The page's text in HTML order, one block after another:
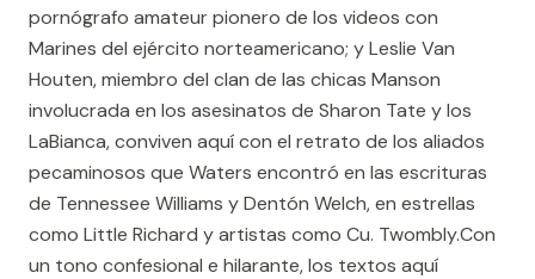
pornógrafo amateur pionero de los videos con
Marines del ejército norteamericano; y Leslie Van
Houten, miembro del clan de las chicas Manson
involucrada en los asesinatos de Sharon Tate y los
LaBianca, conviven aquí con el retrato de los aliados
pecaminosos que Waters encontró en las escrituras
de Tennessee Williams y Dentón Welch, en estrellas
como Little Richard y artistas como Cu. Twombly.Con
un tono confesional e hilarante, los textos aquí